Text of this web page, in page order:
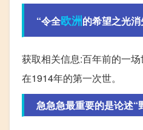
“令全欧洲的希望之光
获取相关信息:百年前的一
在1914年的第一次世。
急急急最重要的是论述“